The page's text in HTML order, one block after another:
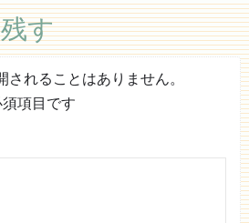
す
されることはありません。
項目です